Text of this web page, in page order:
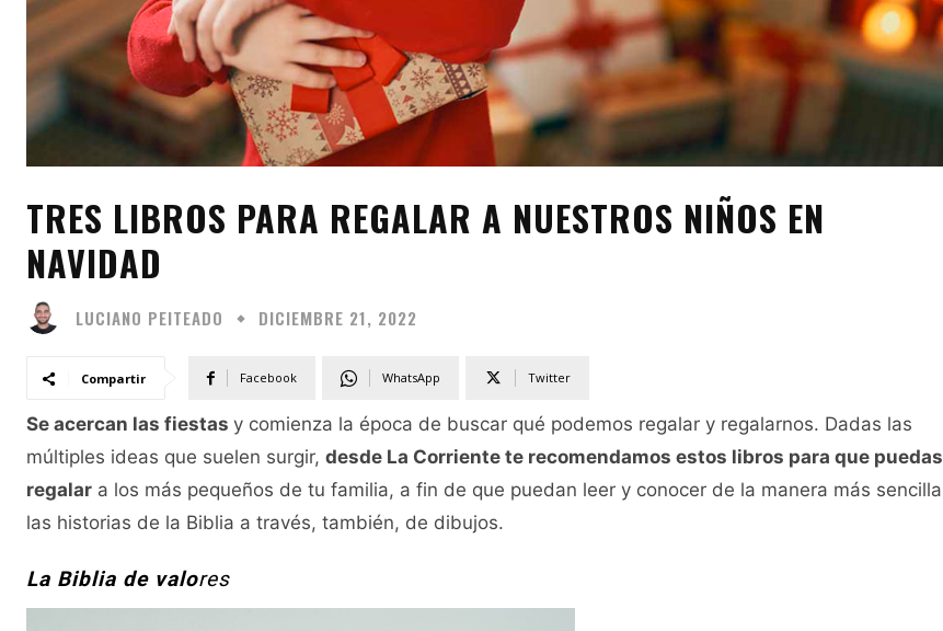
TRES LIBROS PARA REGALAR A NUESTROS NIÑOS EN
NAVIDAD
LUCIANO PEITEADO DICIEMBRE 21, 2022
Compartir Facebook Twitter
WhatsApp
Se acercan las fiestas y comienza la época de buscar qué podemos regalar y regalarnos. Dadas las
múltiples ideas que suelen surgir, desde La Corriente te recomendamos estos libros para que puedas
regalar a los más pequeños de tu familia, a fin de que puedan leer y conocer de la manera más sencilla
las historias de la Biblia a través, también, de dibujos.
La Biblia de valores